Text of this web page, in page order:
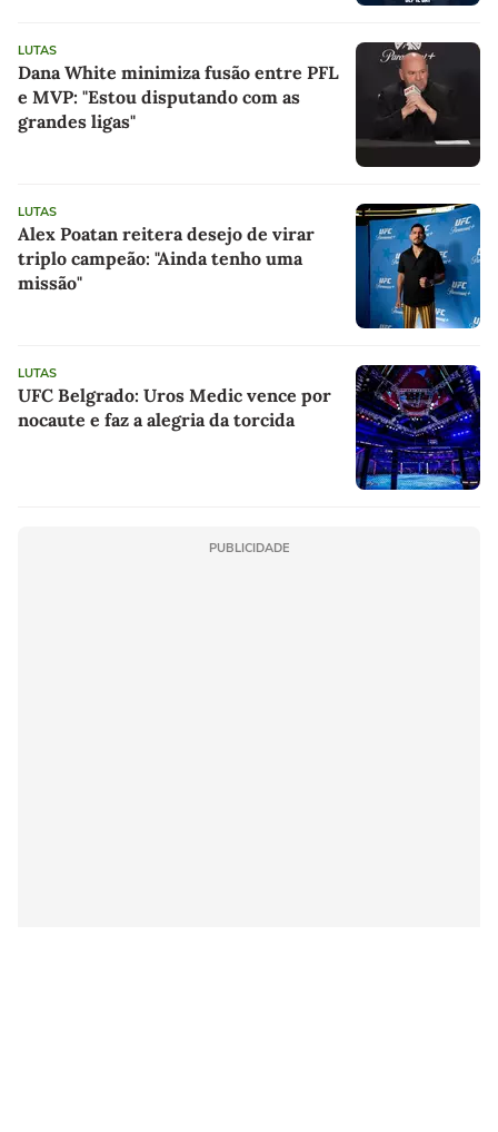
LUTAS
Dana White minimiza fusão entre PFL
e MVP: "Estou disputando com as
grandes ligas"
LUTAS
Alex Poatan reitera desejo de virar
triplo campeão: "Ainda tenho uma
missão"
LUTAS
UFC Belgrado: Uros Medic vence por
nocaute e faz a alegria da torcida
PUBLICIDADE